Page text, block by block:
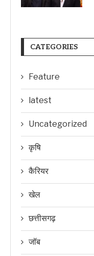
CATEGORIES
Feature
latest
Uncategorized
कृषि
कैरियर
खेल
छत्तीसगढ़
जॉब